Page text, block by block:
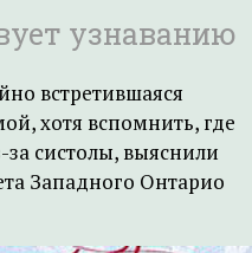
узнаванию
встретившаяся
хотя вспомнить, где
систолы, выяснили
Западного Онтарио